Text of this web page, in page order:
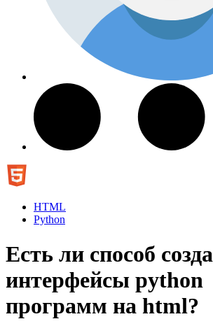
HTML
Python
Есть ли способ
интерфейсы python
программ на html?